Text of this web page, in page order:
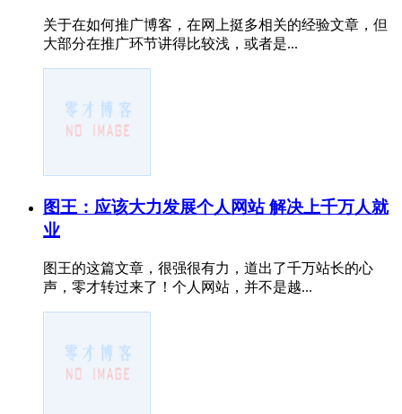
关于在如何推广博客，在网上挺多相关的经验文章，但
大部分在推广环节讲得比较浅，或者是...
图王：应该大力发展个人网站 解决上千万人就
业
图王的这篇文章，很强很有力，道出了千万站长的心
声，零才转过来了！个人网站，并不是越...